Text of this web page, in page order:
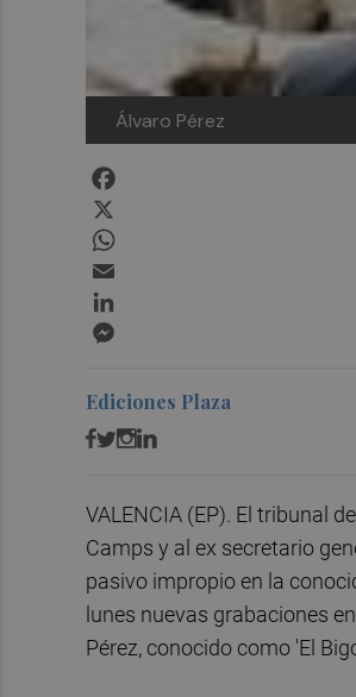
Álvaro Pérez
Ediciones Plaza
VALENCIA (EP). El tribunal
Camps y al ex secretario
pasivo impropio en la
lunes nuevas grabaciones
Pérez, conocido como 'El